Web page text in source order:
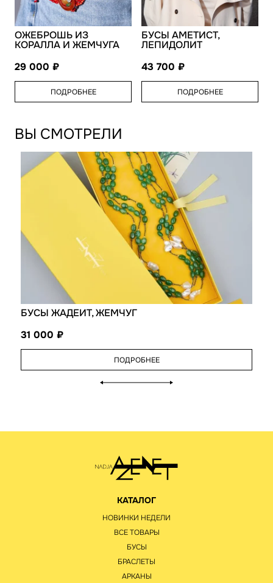
ОЖЕБРОШЬ ИЗ
КОРАЛЛА И ЖЕМЧУГА
29 000
ПОДРОБНЕЕ
БУСЫ АМЕТИСТ,
ЛЕПИДОЛИТ
43 700
ПОДРОБНЕЕ
ВЫ СМОТРЕЛИ
БУСЫ ЖАДЕИТ, ЖЕМЧУГ
31 000
ПОДРОБНЕЕ
КАТАЛОГ
НОВИНКИ НЕДЕЛИ
ВСЕ ТОВАРЫ
БУСЫ
БРАСЛЕТЫ
АРКАНЫ